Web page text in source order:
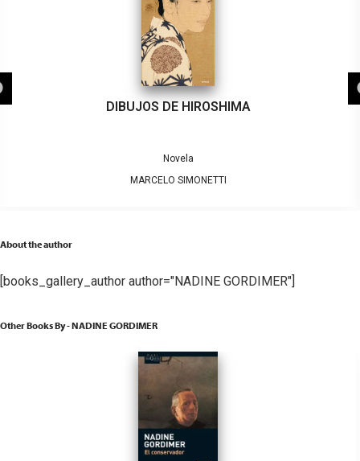
DIBUJOS DE HIROSHIMA
Novela
MARCELO SIMONETTI
About the author
[books_gallery_author author="NADINE GORDIMER"]
Other Books By - NADINE GORDIMER